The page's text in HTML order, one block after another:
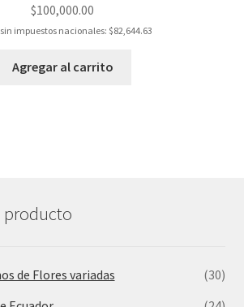
$100,000.00
impuestos nacionales: $82,644.63
Agregar al carrito
producto
de Flores variadas
(30)